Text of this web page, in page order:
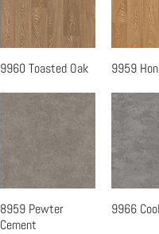
快速瀏覽
9960 Toasted Oak 快
9959
快速瀏覽
8959 Pewter
Cement
快
9966